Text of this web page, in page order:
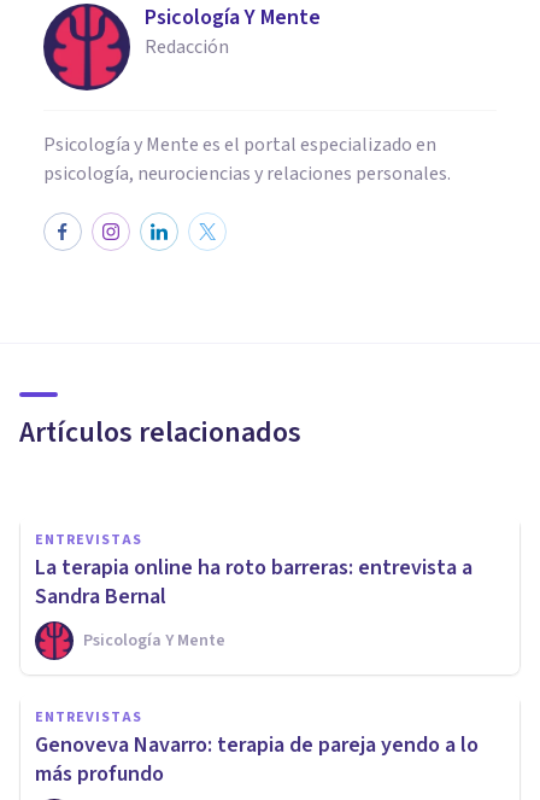
Psicología Y Mente
Redacción
Psicología y Mente es el portal especializado en
psicología, neurociencias y relaciones personales.
Artículos relacionados
hará la buena autoestima»
ENTREVISTAS
La terapia online ha roto barreras: entrevista a
Sandra Bernal
Psicología Y Mente
ENTREVISTAS
Genoveva Navarro: terapia de pareja yendo a lo
más profundo
ENTREVISTAS
«El buen psicólogo asume su
profesión con generosidad y
humildad»